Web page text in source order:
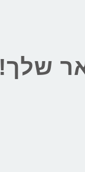
שלך!